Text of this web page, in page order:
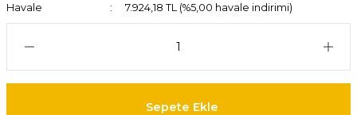
Havale
7.924,18 TL (%5,00 havale indirimi)
Sepete Ekle